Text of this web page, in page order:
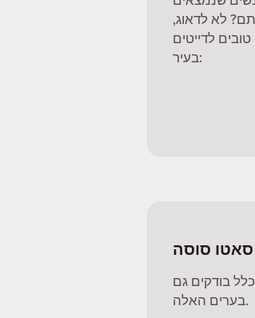
לא לדאוג,
לדייטים
בעיר:
סאטו סוסה
בודקים גם
בערים האלה.